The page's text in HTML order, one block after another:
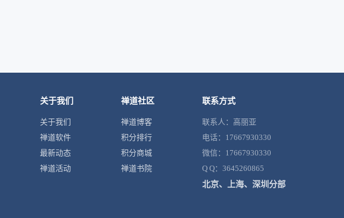
关于我们
关于我们
禅道软件
最新动态
禅道活动
禅道社区
禅道博客
积分排行
积分商城
禅道书院
联系方式
联系人：高丽亚
电话：17667930330
微信：17667930330
Q Q：3645260865
北京、上海、深圳分部